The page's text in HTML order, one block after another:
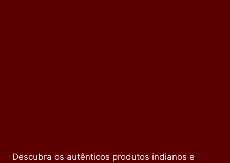
Descubra os autênticos produtos indianos e